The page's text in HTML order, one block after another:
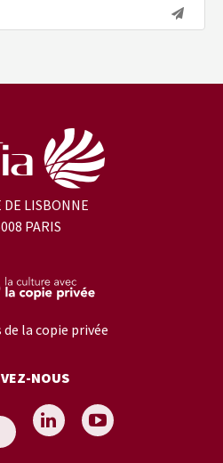
DE LISBONNE
PARIS
de la copie privée
NOUS